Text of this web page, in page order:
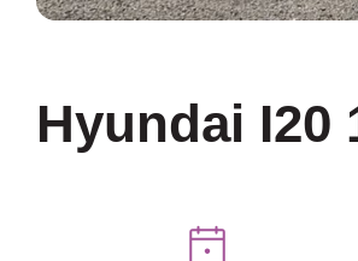
Hyundai I20